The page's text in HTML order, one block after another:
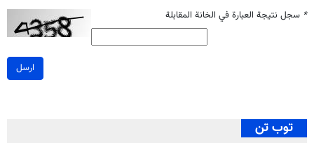
* سجل نتيجة العبارة في الخانة المقابلة
ارسل
توب تن